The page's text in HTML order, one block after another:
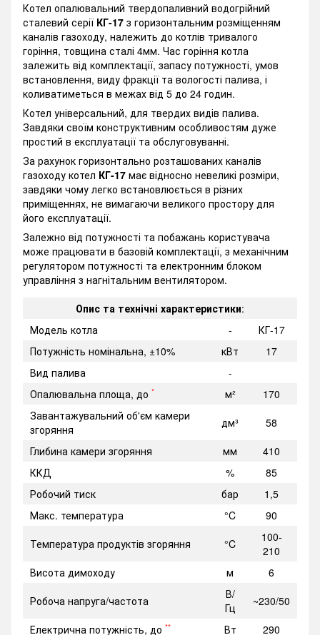
Котел опалювальний твердопаливний водогрійний
сталевий серії КГ-17 з горизонтальним розміщенням
каналів газоходу, належить до котлів тривалого
горіння, товщина сталі 4мм. Час горіння котла
залежить від комплектації, запасу потужності, умов
встановлення, виду фракції та вологості палива, і
коливатиметься в межах від 5 до 24 годин.
Котел універсальний, для твердих видів палива.
Завдяки своїм конструктивним особливостям дуже
простий в експлуатації та обслуговуванні.
За рахунок горизонтально розташованих каналів
газоходу котел КГ-17 має відносно невеликі розміри,
завдяки чому легко встановлюється в різних
приміщеннях, не вимагаючи великого простору для
його експлуатації.
Залежно від потужності та побажань користувача
може працювати в базовій комплектації, з механічним
регулятором потужності та електронним блоком
управління з нагнітальним вентилятором.
Опис та технічні характеристики:
Модель котла
-
КГ-17
Потужність номінальна, ±10%
кВт
17
Вид палива
-
Опалювальна площа, до * м²
170
Завантажувальний об'єм камери
згоряння
дм³
58
Глибина камери згоряння
мм
410
ККД
%
85
Робочий тиск
бар
1,5
Макс. температура
°C
90
Температура продуктів згоряння
°C
100-
210
Висота димоходу
м
6
Робоча напруга/частота
В/
Гц
~230/50
Електрична потужність, до ** Вт 290